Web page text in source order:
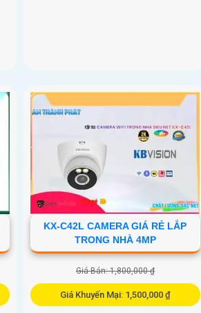
KX-C42L CAMERA GIÁ RẺ LẮP
TRONG NHÀ 4MP
Giá Bán: 1,800,000 ₫
Giá Khuyến Mại: 1,500,000 ₫